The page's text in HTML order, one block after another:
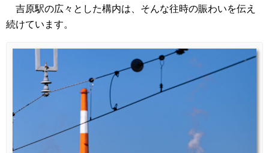
吉原駅の広々とした構内は、そんな往時の賑わいを伝え
続けています。